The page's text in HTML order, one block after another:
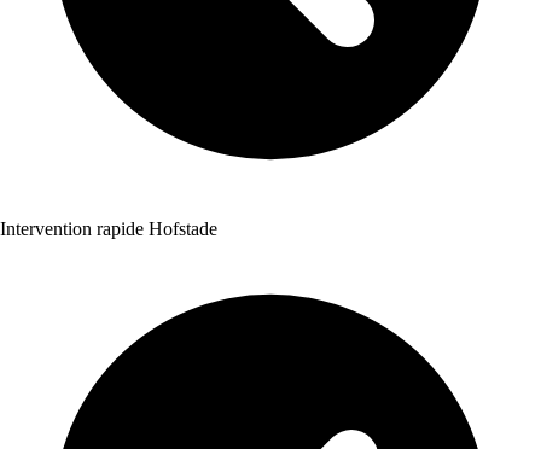
Intervention rapide Hofstade